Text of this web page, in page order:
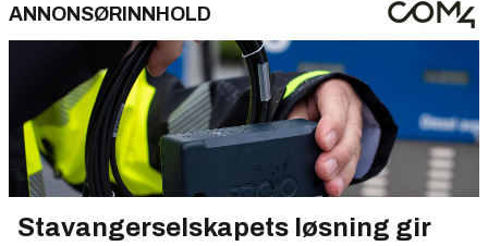
ANNONSØRINNHOLD
Stavangerselskapets løsning gir